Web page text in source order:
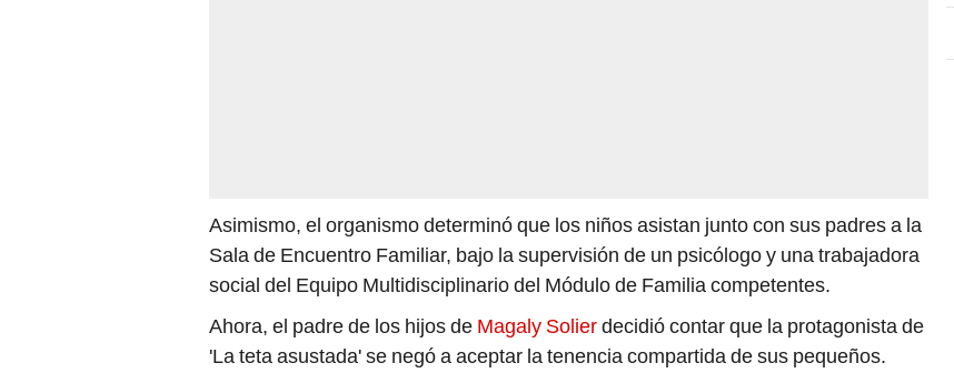
Asimismo, el organismo determinó que los niños asistan junto con sus padres a la
Sala de Encuentro Familiar, bajo la supervisión de un psicólogo y una trabajadora
social del Equipo Multidisciplinario del Módulo de Familia competentes.
Ahora, el padre de los hijos de Magaly Solierdecidió contar que la protagonista de
'La teta asustada' se negó a aceptar la tenencia compartida de sus pequeños.